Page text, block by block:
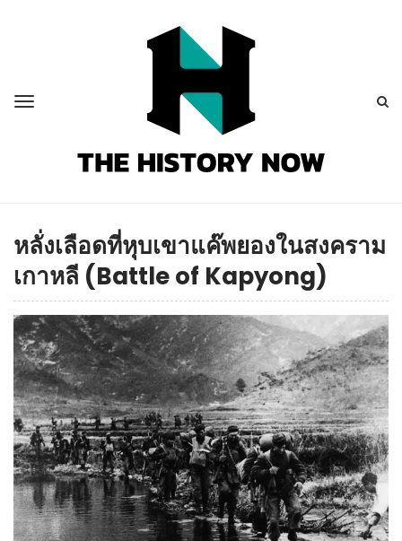
หลั่งเลือดที่หุบเขาแค๊พยองในสงคราม
เกาหลี (Battle of Kapyong)